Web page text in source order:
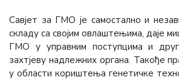
Савјет за ГМО је самостално и
складу са својим овлаштењима, даје
ГМО у управним поступцима и
захтјеву надлежних органа. Такође
у области кориштења генетичке